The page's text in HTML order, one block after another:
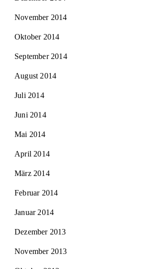
November 2014
Oktober 2014
September 2014
August 2014
Juli 2014
Juni 2014
Mai 2014
April 2014
März 2014
Februar 2014
Januar 2014
Dezember 2013
November 2013